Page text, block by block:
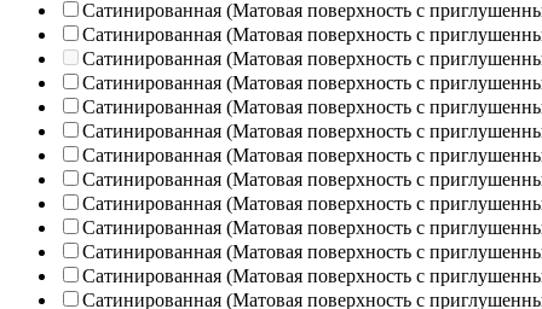
Сатинированная (Матовая поверхность с
Сатинированная (Матовая поверхность с
Сатинированная (Матовая поверхность с
Сатинированная (Матовая поверхность с
Сатинированная (Матовая поверхность с
Сатинированная (Матовая поверхность с
Сатинированная (Матовая поверхность с
Сатинированная (Матовая поверхность с
Сатинированная (Матовая поверхность с
Сатинированная (Матовая поверхность с
Сатинированная (Матовая поверхность с
Сатинированная (Матовая поверхность с
Сатинированная (Матовая поверхность с